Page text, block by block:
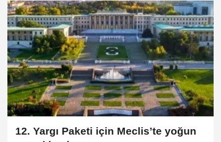
12. Yargı Paketi için Meclis’te yoğun